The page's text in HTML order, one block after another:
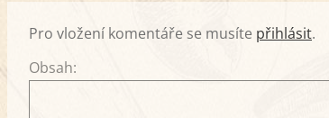
Pro vložení komentáře se musíte přihlásit.
Obsah: